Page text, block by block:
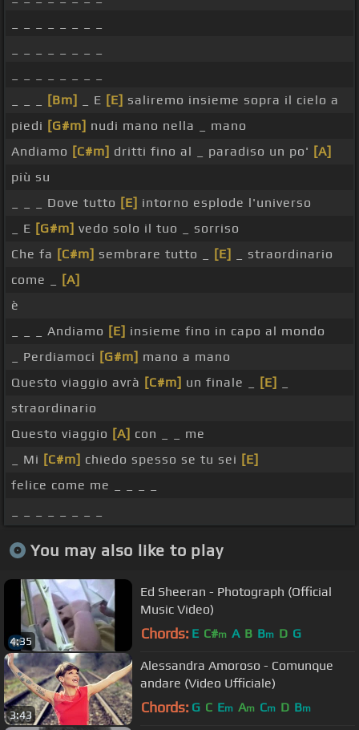
[Bm] _ E [E] saliremo insieme sopra il cielo a
piedi [G#m] nudi mano nella _ mano
Andiamo [C#m] dritti fino al _ paradiso un po' [A]
più su
_ _ _ Dove tutto [E] intorno esplode l'universo
_ E [G#m] vedo solo il tuo _ sorriso
Che fa [C#m] sembrare tutto _ [E]
_ straordinario
come _
[A]
è
_ _ _ Andiamo [E] insieme fino in capo al mondo
_ Perdiamoci [G#m] mano a mano
Questo viaggio avrà [C#m] un finale _ [E]
straordinario
Questo viaggio [A] con _ _ me
_ Mi [C#m] chiedo spesso se tu sei [E]
felice come me _ _ _ _
You may also like to play
4:35
Ed Sheeran - Photograph (Official
Music Video)
Chords: E C#m A B Bm D G
3:43
Alessandra Amoroso - Comunque
andare (Video Ufficiale)
Chords: G C Em Am Cm D Bm